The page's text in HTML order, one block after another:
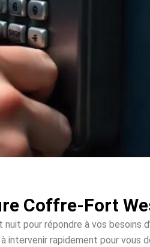
Coffre-Fort
nuit pour répondre à vos besoins
rapidement pour vous